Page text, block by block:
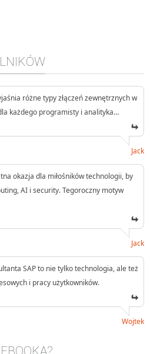
różne typy złączeń zewnętrznych w
każdego programisty i analityka…
Jack
okazja dla miłośników technologii, by
AI i security. Tegoroczny motyw
Jack
SAP to nie tylko technologia, ale też
i pracy użytkowników.
Wojtek